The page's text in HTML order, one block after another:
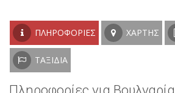
ΠΛΗΡΟΦΟΡΊΕΣ ΧΆΡΤΗΣ
ΤΑΞΊΔΙΑ